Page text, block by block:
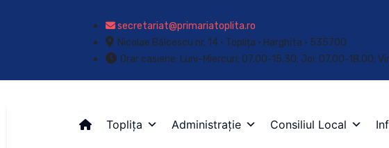
secretariat@primariatoplita.ro
Nicolae Bălcescu nr. 14 • Toplița • Harghita • 535700
Orar casierie: Luni-Miercuri: 07.00-15.30; Joi: 07.00-18.00;
Toplița Administrație Consiliul Local